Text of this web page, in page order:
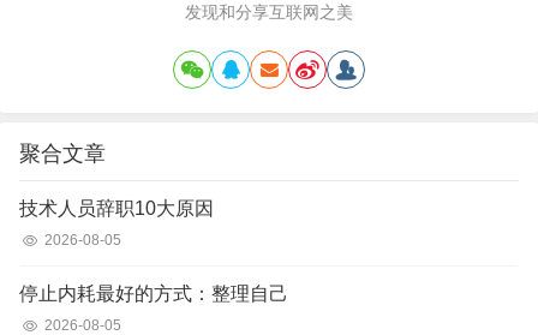
发现和分享互联网之美
聚合文章
技术人员辞职10大原因
2026-08-05
停止内耗最好的方式：整理自己
2026-08-05